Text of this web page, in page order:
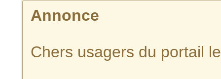
Annonce
Chers usagers du portail